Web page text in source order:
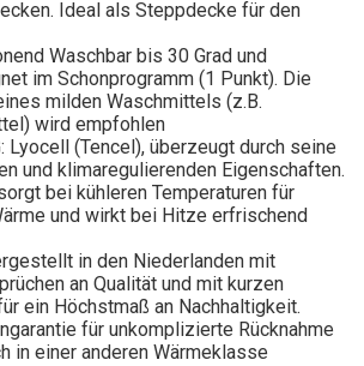
Ideal als Steppdecke für den
Waschbar bis 30 Grad und
im Schonprogramm (1 Punkt). Die
milden Waschmittels (z.B.
wird empfohlen
Lyocell (Tencel), überzeugt durch seine
und klimaregulierenden Eigenschaften.
bei kühleren Temperaturen für
und wirkt bei Hitze erfrischend
in den Niederlanden mit
an Qualität und mit kurzen
ein Höchstmaß an Nachhaltigkeit.
für unkomplizierte Rücknahme
in einer anderen Wärmeklasse